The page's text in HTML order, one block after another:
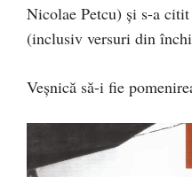
Nicolae Petcu) și s-a
(inclusiv versuri din
Veșnică să-i fie